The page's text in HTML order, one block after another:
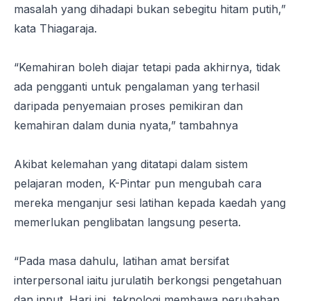
masalah yang dihadapi bukan sebegitu hitam putih,”
kata Thiagaraja.
“Kemahiran boleh diajar tetapi pada akhirnya, tidak
ada pengganti untuk pengalaman yang terhasil
daripada penyemaian proses pemikiran dan
kemahiran dalam dunia nyata,” tambahnya
Akibat kelemahan yang ditatapi dalam sistem
pelajaran moden, K-Pintar pun mengubah cara
mereka menganjur sesi latihan kepada kaedah yang
memerlukan penglibatan langsung peserta.
“Pada masa dahulu, latihan amat bersifat
interpersonal iaitu jurulatih berkongsi pengetahuan